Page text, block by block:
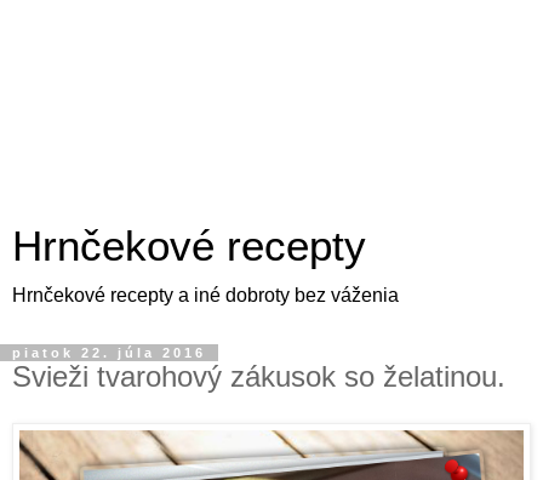
Hrnčekové recepty
Hrnčekové recepty a iné dobroty bez váženia
piatok 22. júla 2016
Svieži tvarohový zákusok so želatinou.